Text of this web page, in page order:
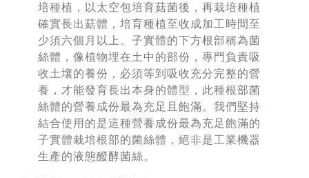
培種植，以太空包培育菇菌後，再栽培種植
確實長出菇體，培育種植至收成加工時間至
少須六個月以上。子實體的下方根部稱為菌
絲體，像植物埋在土中的部份，專門負責吸
收土壤的養份，必須等到吸收充分完整的營
養，才能發育長出本身的體型，此種根部菌
絲體的營養成份最為充足且飽滿。我們堅持
結合使用的是這種營養成份最為充足飽滿的
子實體栽培根部的菌絲體，絕非是工業機器
生產的液態醱酵菌絲。